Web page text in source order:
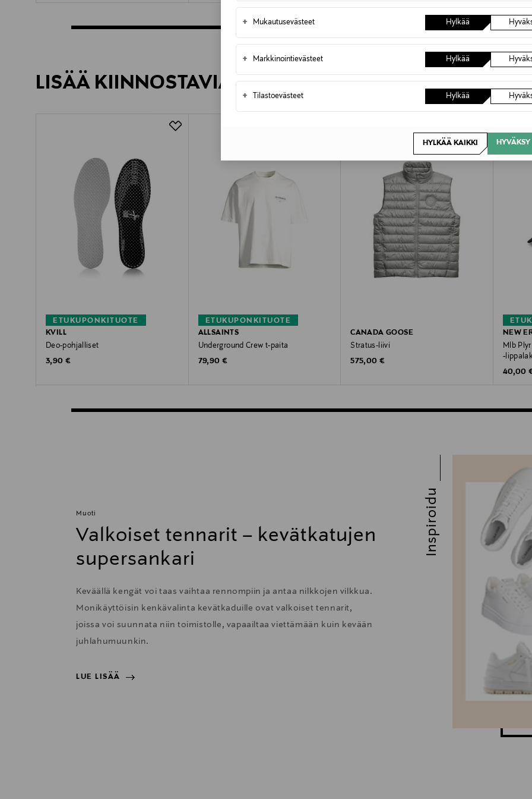
+ Mukautusevästeet Hylkää
+ Markkinointievästeet Hylkää
+ Tilastoevästeet Hylkää
HYLKÄÄ KAIKKI HYVÄKSY
LISÄÄ KIINNOSTAVIA TUOTTEITA
ETUKUPONKITUOTE
KVILL
Deo-pohjalliset
Original Price
3,90 €
ETUKUPONKITUOTE
ALLSAINTS
Underground Crew t-paita
Original Price
79,90 €
CANADA GOOSE
Stratus-liivi
Original Price
575,00 €
NEW
Mlb
-
Original
40,00
Muoti
Valkoiset tennarit – kevätkatujen
supersankari
Keväällä kengät voi taas vaihtaa rennompiin ja antaa nilkkojen vilkkua.
Monikäyttöisin kenkävalinta kevätkaduille ovat valkoiset tennarit,
joissa voi suunnata niin toimistolle, vapaailtaa viettämään kuin kevään
juhlahumuunkin.
LUE LISÄÄ
Inspiroidu